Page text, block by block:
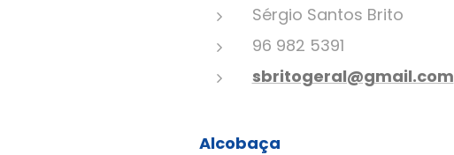
Sérgio Santos Brito
96 982 5391
sbritogeral@gmail.com
Alcobaça